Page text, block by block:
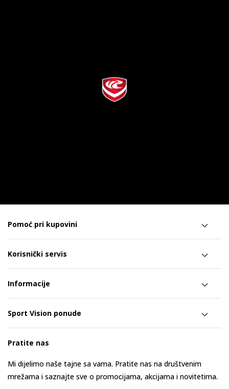
Pomoć pri kupovini
Korisnički servis
Informacije
Sport Vision ponude
Pratite nas
Mi dijelimo naše tajne sa vama. Pratite nas na društvenim
mrežama i saznajte sve o promocijama, akcijama i novitetima.